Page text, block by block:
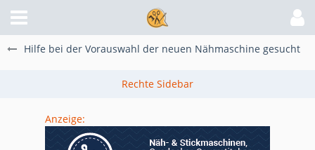
Hilfe bei der Vorauswahl der neuen Nähmaschine gesucht
Anzeige: